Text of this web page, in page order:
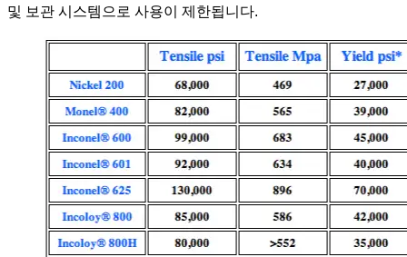
및 보관 시스템으로 사용이 제한됩니다.